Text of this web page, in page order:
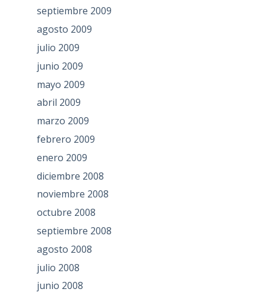
septiembre 2009
agosto 2009
julio 2009
junio 2009
mayo 2009
abril 2009
marzo 2009
febrero 2009
enero 2009
diciembre 2008
noviembre 2008
octubre 2008
septiembre 2008
agosto 2008
julio 2008
junio 2008